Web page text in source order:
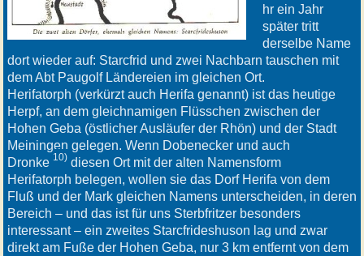
hr ein Jahr
später tritt
derselbe Name
dort wieder auf: Starcfrid und zwei Nachbarn tauschen mit
dem Abt Paugolf Ländereien im gleichen Ort.
Herifatorph (verkürzt auch Herifa genannt) ist das heutige
Herpf, an dem gleichnamigen Flüsschen zwischen der
Hohen Geba (östlicher Ausläufer der Rhön) und der Stadt
Meiningen gelegen. Wenn Dobenecker und auch
Dronke 10)diesen Ort mit der alten Namensform
Herifatorph belegen, wollen sie das Dorf Herifa von dem
Fluß und der Mark gleichen Namens unterscheiden, in deren
Bereich – und das ist für uns Sterbfritzer besonders
interessant – ein zweites Starcfrideshuson lag und zwar
direkt am Fuße der Hohen Geba, nur 3 km entferntvon dem